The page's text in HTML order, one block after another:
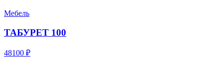
Мебель
ТАБУРЕТ 100
48100 ₽